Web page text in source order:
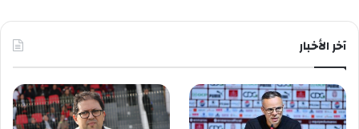
آخر الأخبار